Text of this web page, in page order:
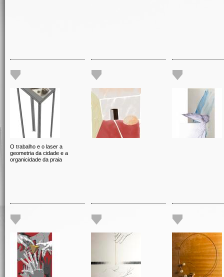
O trabalho e o laser a
geometria da cidade e a
organicidade da praia